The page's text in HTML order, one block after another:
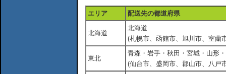
エリア 配送先の都道府県
北海道
北海道
(札幌市、函館市、旭川市、室蘭
東北
青森・岩手・秋田・宮城・山形
(仙台市、盛岡市、郡山市、八戸